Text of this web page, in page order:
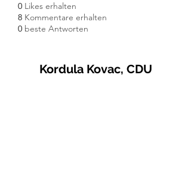
0 Likes erhalten
8 Kommentare erhalten
0 beste Antworten
Kordula Kovac, CDU